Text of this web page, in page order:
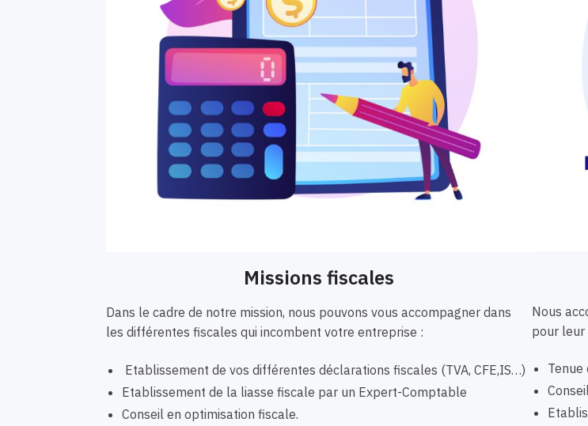
Missions fiscales
Dans le cadre de notre mission, nous pouvons vous accompagner dans
les différentes fiscales qui incombent votre entreprise :
Etablissement de vos différentes déclarations fiscales (TVA, CFE,IS…)
Etablissement de la liasse fiscale par un Expert-Comptable
Conseil en optimisation fiscale.
Nous
pour leur